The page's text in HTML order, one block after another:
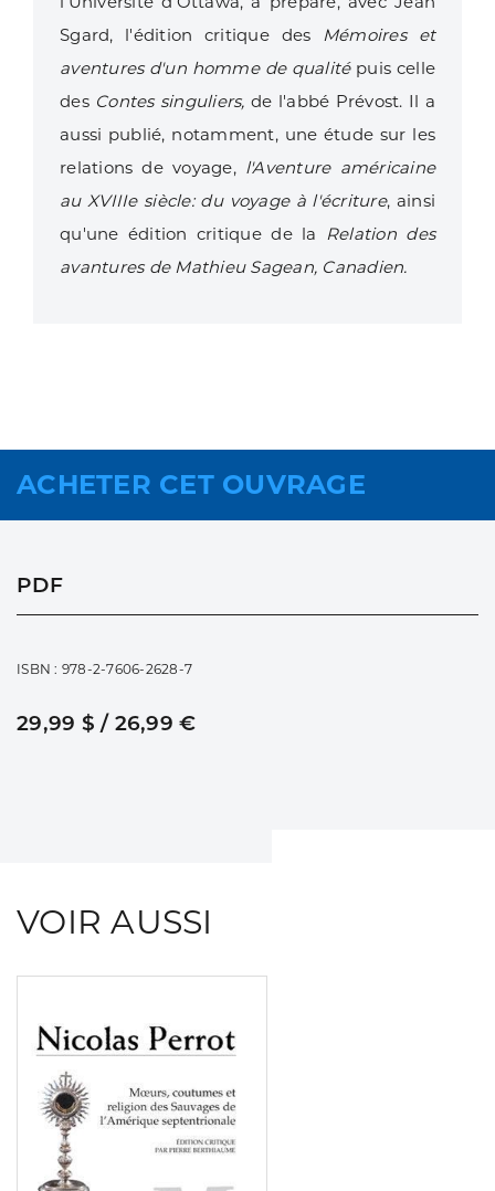
Sgard, l'édition critique des Mémoires et
aventures d'un homme de qualitépuis celle
des Contes singuliers, de l'abbé Prévost. Il a
aussi publié, notamment, une étude sur les
relations de voyage,l'Aventure américaine
au XVIIIe siècle: du voyage à l'écriture, ainsi
qu'une édition critique de la Relation des
avantures de Mathieu Sagean, Canadien.
ACHETER CET OUVRAGE
PDF
ISBN : 978-2-7606-2628-7
29,99 $ / 26,99 €
VOIR AUSSI